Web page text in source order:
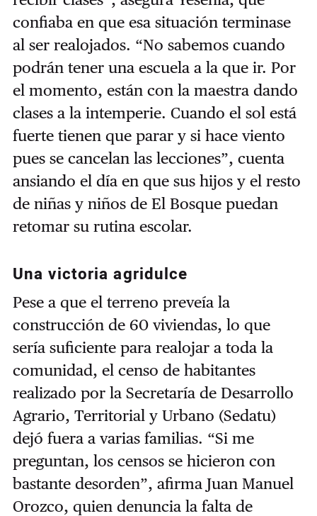
confiaba en que esa situación terminase
al ser realojados. “No sabemos cuando
podrán tener una escuela a la que ir. Por
el momento, están con la maestra dando
clases a la intemperie. Cuando el sol está
fuerte tienen que parar y si hace viento
pues se cancelan las lecciones”, cuenta
ansiando el día en que sus hijos y el resto
de niñas y niños de El Bosque puedan
retomar su rutina escolar.
Una victoria agridulce
Pese a que el terreno preveía la
construcción de 60 viviendas, lo que
sería suficiente para realojar a toda la
comunidad, el censo de habitantes
realizado por la Secretaría de Desarrollo
Agrario, Territorial y Urbano (Sedatu)
dejó fuera a varias familias. “Si me
preguntan, los censos se hicieron con
bastante desorden”, afirma Juan Manuel
Orozco, quien denuncia la falta de